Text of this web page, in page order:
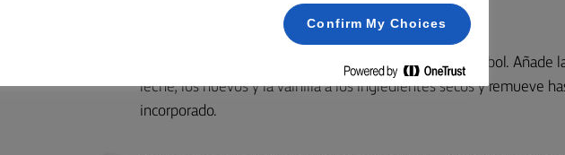
Mezcla la harina, el azúcar y la levadura en polvo en un bol. Añade
leche, los huevos y la vainilla a los ingredientes secos y remueve
incorporado.
Confirm My Choices